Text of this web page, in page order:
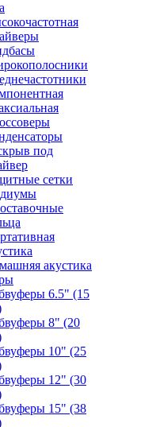
под
сетки
акустика
6.5" (15
8" (20
10" (25
12" (30
15" (38